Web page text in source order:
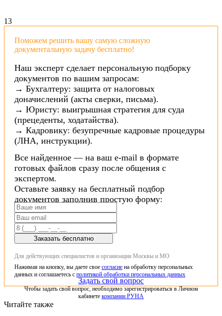
13
Поможем решить вашу самую сложную
документальную задачу бесплатно!
Наш эксперт сделает персональную подборку
документов по вашим запросам:
→ Бухгалтеру: защита от налоговых
доначислений (акты сверки, письма).
→ Юристу: выигрышная стратегия для суда
(прецеденты, ходатайства).
→ Кадровику: безупречные кадровые процедуры
(ЛНА, инструкции).
Все найденное — на ваш e-mail в формате
готовых файлов сразу после общения с
экспертом.
Оставьте заявку на бесплатный подбор
документов заполнив простую форму:
Заказать бесплатно
Для действующих специалистов и организации Москвы и МО
Нажимая на кнопку, вы даете свое согласие на обработку персональных
данных и соглашаетесь с политикой обработки персональных данных
Задать свой вопрос
Чтобы задать свой вопрос, необходимо зарегистрироваться в Личном
кабинете компании РУНА
Читайте также